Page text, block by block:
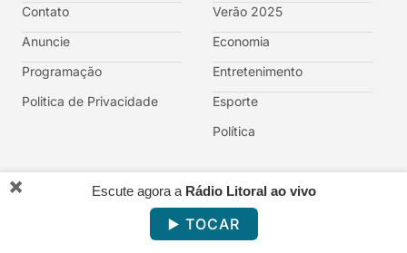
Contato
Anuncie
Programação
Politica de Privacidade
✖️ Escute agora a Rádio Litoral ao vivo
▶️ TOCAR
Verão 2025
Economia
Entretenimento
Esporte
Política
REDE LITORAL DE COMUNICAÇÃO RS © 2025 sob afiliação TV GAZETA.